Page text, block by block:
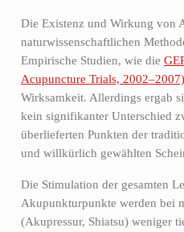
Die Existenz und Wirkung von
naturwissenschaftlichen
Empirische Studien, wie die
Acupuncture Trials, 2002–2007)
Wirksamkeit. Allerdings ergab
kein signifikanter Unterschied
überlieferten Punkten der
und willkürlich gewählten
Die Stimulation der gesamten
Akupunkturpunkte werden bei
(Akupressur, Shiatsu) weniger